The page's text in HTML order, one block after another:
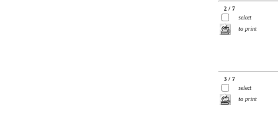
2 / 7
select
to print
3 / 7
select
to print